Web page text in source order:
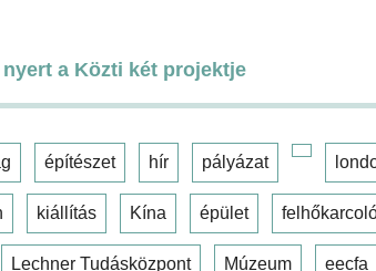
a Közti két projektje
építészet hír pályázat
kiállítás Kína épület
Lechner Tudásközpont Múzeum eecfa